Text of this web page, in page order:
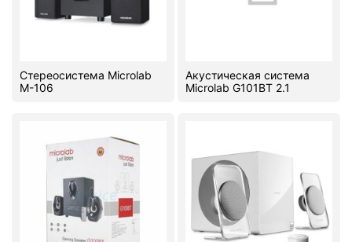
Server equipment
Digital Signage
PC components
Стереосистема Microlab
M-106
Акустическая система
Microlab G101BT 2.1